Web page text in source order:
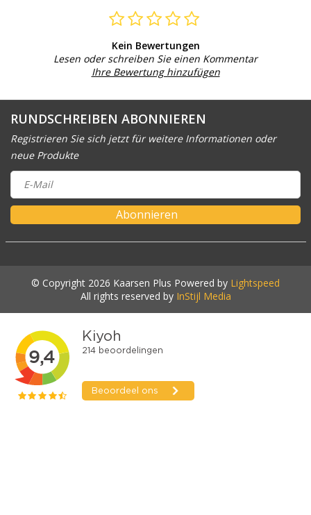
Kein Bewertungen
Lesen oder schreiben Sie einen Kommentar
Ihre Bewertung hinzufügen
RUNDSCHREIBEN ABONNIEREN
Registrieren Sie sich jetzt für weitere Informationen oder
neue Produkte
Abonnieren
© Copyright 2026 Kaarsen Plus Powered by Lightspeed
All rights reserved by InStijl Media